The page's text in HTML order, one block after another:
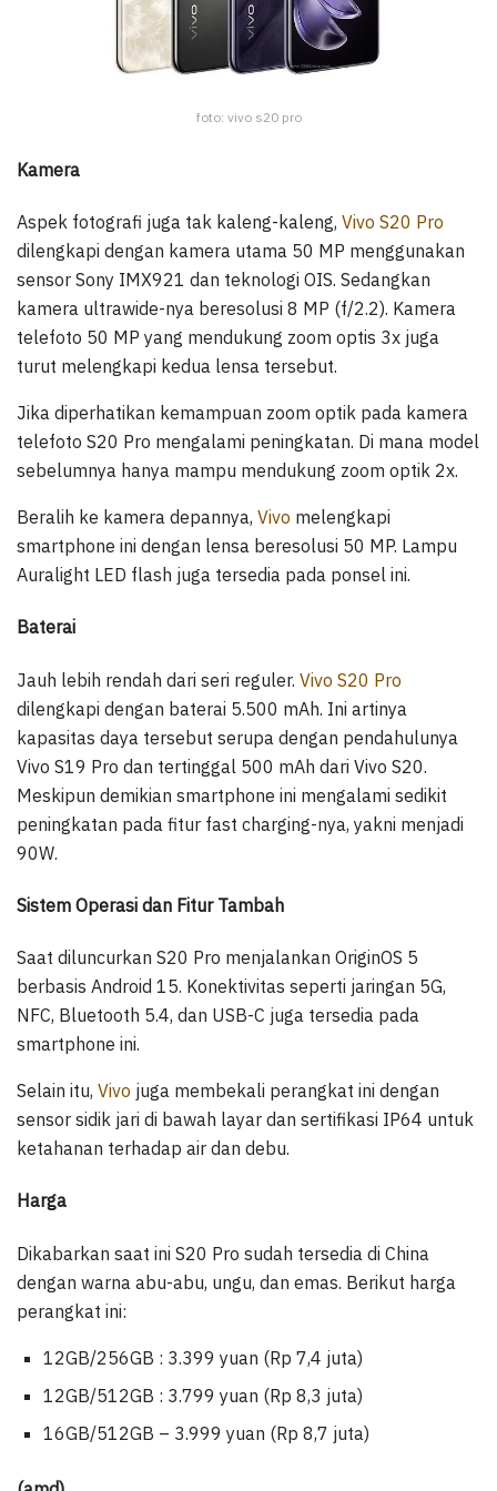
foto: vivo s20 pro
Kamera
Aspek fotografi juga tak kaleng-kaleng, Vivo S20 Pro
dilengkapi dengan kamera utama 50 MP menggunakan
sensor Sony IMX921 dan teknologi OIS. Sedangkan
kamera ultrawide-nya beresolusi 8 MP (f/2.2). Kamera
telefoto 50 MP yang mendukung zoom optis 3x juga
turut melengkapi kedua lensa tersebut.
Jika diperhatikan kemampuan zoom optik pada kamera
telefoto S20 Pro mengalami peningkatan. Di mana model
sebelumnya hanya mampu mendukung zoom optik 2x.
Beralih ke kamera depannya, Vivo melengkapi
smartphone ini dengan lensa beresolusi 50 MP. Lampu
Auralight LED flash juga tersedia pada ponsel ini.
Baterai
Jauh lebih rendah dari seri reguler. Vivo S20 Pro
dilengkapi dengan baterai 5.500 mAh. Ini artinya
kapasitas daya tersebut serupa dengan pendahulunya
Vivo S19 Pro dan tertinggal 500 mAh dari Vivo S20.
Meskipun demikian smartphone ini mengalami sedikit
peningkatan pada fitur fast charging-nya, yakni menjadi
90W.
Sistem Operasi dan Fitur Tambah
Saat diluncurkan S20 Pro menjalankan OriginOS 5
berbasis Android 15. Konektivitas seperti jaringan 5G,
NFC, Bluetooth 5.4, dan USB-C juga tersedia pada
smartphone ini.
Selain itu, Vivo juga membekali perangkat ini dengan
sensor sidik jari di bawah layar dan sertifikasi IP64 untuk
ketahanan terhadap air dan debu.
Harga
Dikabarkan saat ini S20 Pro sudah tersedia di China
dengan warna abu-abu, ungu, dan emas. Berikut harga
perangkat ini:
12GB/256GB : 3.399 yuan (Rp 7,4 juta)
12GB/512GB : 3.799 yuan (Rp 8,3 juta)
16GB/512GB – 3.999 yuan (Rp 8,7 juta)